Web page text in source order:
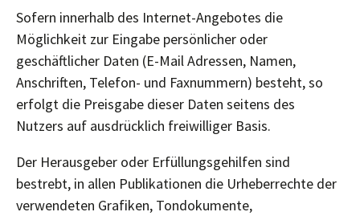
Sofern innerhalb des Internet-Angebotes die
Möglichkeit zur Eingabe persönlicher oder
geschäftlicher Daten (E-Mail Adressen, Namen,
Anschriften, Telefon- und Faxnummern) besteht, so
erfolgt die Preisgabe dieser Daten seitens des
Nutzers auf ausdrücklich freiwilliger Basis.
Der Herausgeber oder Erfüllungsgehilfen sind
bestrebt, in allen Publikationen die Urheberrechte der
verwendeten Grafiken, Tondokumente,